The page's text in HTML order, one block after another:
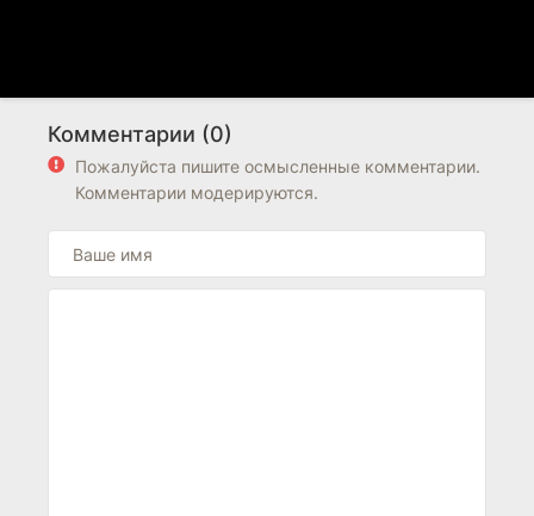
Комментарии (0)
Пожалуйста пишите осмысленные комментарии.
Комментарии модерируются.